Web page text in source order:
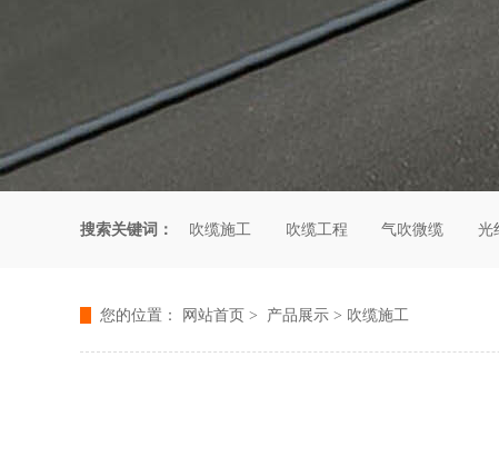
搜索关键词： 吹缆施工 吹缆工程 气吹微缆 光
您的位置： 网站首页 > 产品展示 > 吹缆施工